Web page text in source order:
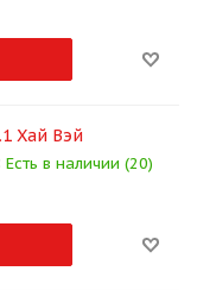
Хай Вэй
Есть в наличии (20)